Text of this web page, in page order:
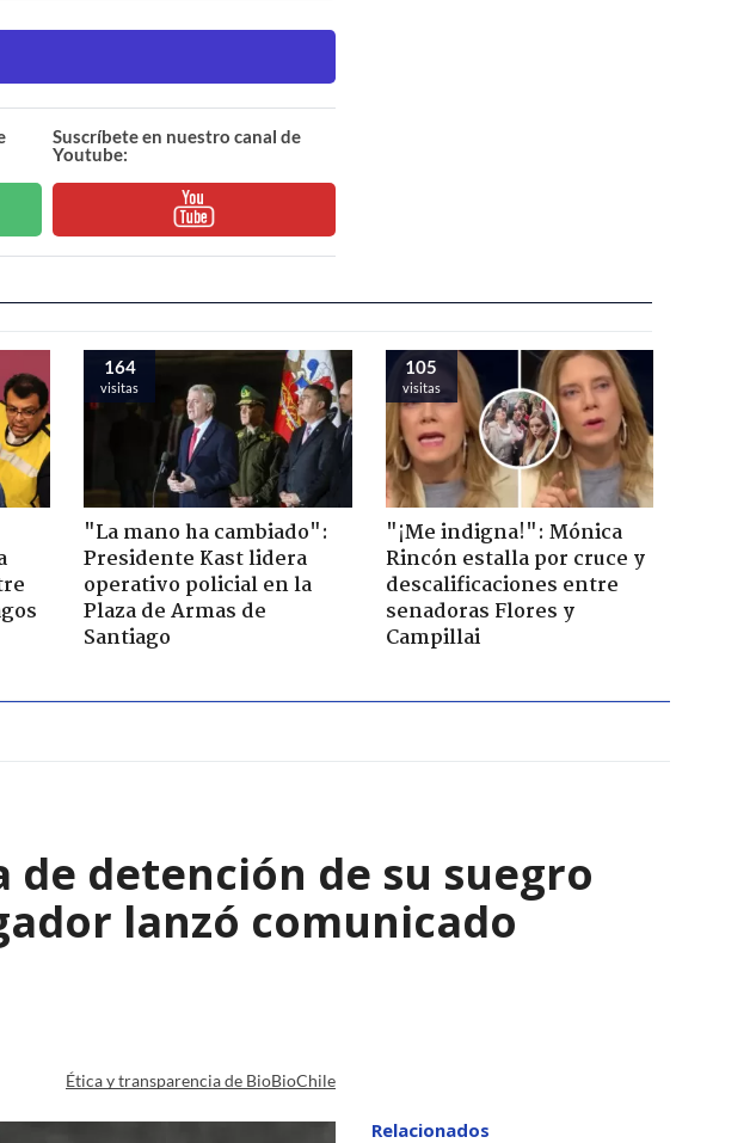
Suscríbete en nuestro canal de
Youtube:
164
visitas
"La mano ha cambiado":
Presidente Kast lidera
operativo policial en la
Plaza de Armas de
Santiago
105
visitas
"¡Me indigna!": Mónica
Rincón estalla por cruce y
descalificaciones entre
senadoras Flores y
Campillai
de detención de su suegro
lanzó comunicado
Ética y transparencia de BioBioChile
Relacionados